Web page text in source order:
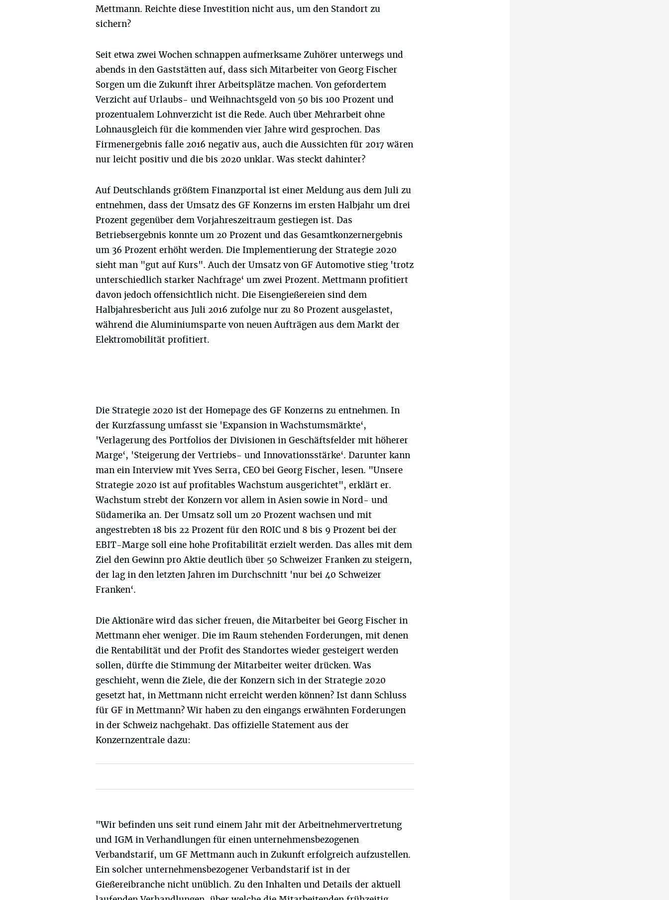
Mettmann. Reichte diese Investition nicht aus, um den Standort zu
sichern?
Seit etwa zwei Wochen schnappen aufmerksame Zuhörer unterwegs und
abends in den Gaststätten auf, dass sich Mitarbeiter von Georg Fischer
Sorgen um die Zukunft ihrer Arbeitsplätze machen. Von gefordertem
Verzicht auf Urlaubs- und Weihnachtsgeld von 50 bis 100 Prozent und
prozentualem Lohnverzicht ist die Rede. Auch über Mehrarbeit ohne
Lohnausgleich für die kommenden vier Jahre wird gesprochen. Das
Firmenergebnis falle 2016 negativ aus, auch die Aussichten für 2017 wären
nur leicht positiv und die bis 2020 unklar. Was steckt dahinter?
Auf Deutschlands größtem Finanzportal ist einer Meldung aus dem Juli zu
entnehmen, dass der Umsatz des GF Konzerns im ersten Halbjahr um drei
Prozent gegenüber dem Vorjahreszeitraum gestiegen ist. Das
Betriebsergebnis konnte um 20 Prozent und das Gesamtkonzernergebnis
um 36 Prozent erhöht werden. Die Implementierung der Strategie 2020
sieht man "gut auf Kurs". Auch der Umsatz von GF Automotive stieg 'trotz
unterschiedlich starker Nachfrage‘ um zwei Prozent. Mettmann profitiert
davon jedoch offensichtlich nicht. Die Eisengießereien sind dem
Halbjahresbericht aus Juli 2016 zufolge nur zu 80 Prozent ausgelastet,
während die Aluminiumsparte von neuen Aufträgen aus dem Markt der
Elektromobilität profitiert.
Die Strategie 2020 ist der Homepage des GF Konzerns zu entnehmen. In
der Kurzfassung umfasst sie 'Expansion in Wachstumsmärkte‘,
'Verlagerung des Portfolios der Divisionen in Geschäftsfelder mit höherer
Marge‘, 'Steigerung der Vertriebs- und Innovationsstärke‘. Darunter kann
man ein Interview mit Yves Serra, CEO bei Georg Fischer, lesen. "Unsere
Strategie 2020 ist auf profitables Wachstum ausgerichtet", erklärt er.
Wachstum strebt der Konzern vor allem in Asien sowie in Nord- und
Südamerika an. Der Umsatz soll um 20 Prozent wachsen und mit
angestrebten 18 bis 22 Prozent für den ROIC und 8 bis 9 Prozent bei der
EBIT-Marge soll eine hohe Profitabilität erzielt werden. Das alles mit dem
Ziel den Gewinn pro Aktie deutlich über 50 Schweizer Franken zu steigern,
der lag in den letzten Jahren im Durchschnitt 'nur bei 40 Schweizer
Franken‘.
Die Aktionäre wird das sicher freuen, die Mitarbeiter bei Georg Fischer in
Mettmann eher weniger. Die im Raum stehenden Forderungen, mit denen
die Rentabilität und der Profit des Standortes wieder gesteigert werden
sollen, dürfte die Stimmung der Mitarbeiter weiter drücken. Was
geschieht, wenn die Ziele, die der Konzern sich in der Strategie 2020
gesetzt hat, in Mettmann nicht erreicht werden können? Ist dann Schluss
für GF in Mettmann? Wir haben zu den eingangs erwähnten Forderungen
in der Schweiz nachgehakt. Das offizielle Statement aus der
Konzernzentrale dazu:
"Wir befinden uns seit rund einem Jahr mit der Arbeitnehmervertretung
und IGM in Verhandlungen für einen unternehmensbezogenen
Verbandstarif, um GF Mettmann auch in Zukunft erfolgreich aufzustellen.
Ein solcher unternehmensbezogener Verbandstarif ist in der
Gießereibranche nicht unüblich. Zu den Inhalten und Details der aktuell